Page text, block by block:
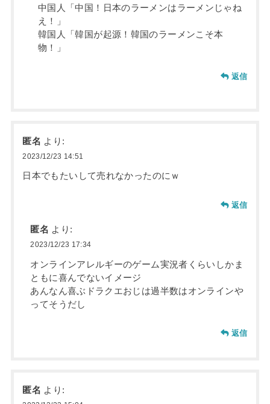
中国人「中国！日本のラーメンはラーメンじゃね
え！」
韓国人「韓国が起源！韓国のラーメンこそ本
物！」
返信
匿名 より:
2023/12/23 14:51
日本でもたいして売れなかったのにｗ
返信
匿名 より:
2023/12/23 17:34
オンラインアレルギーのゲーム実況者くらいしかま
ともに喜んでないイメージ
あんなん喜ぶドラクエおじは過半数はオンラインや
ってそうだし
返信
匿名 より: